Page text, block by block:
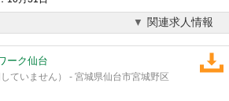
関連求人情報
ーク仙台
ていません） - 宮城県仙台市宮城野区